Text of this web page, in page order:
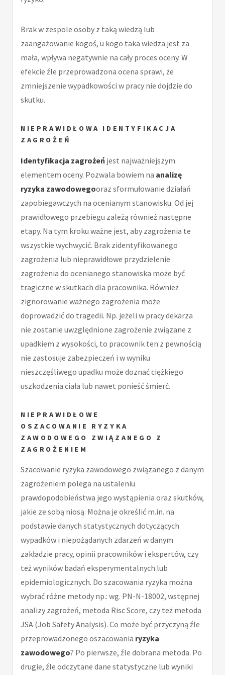
Brak w zespole osoby z taką wiedzą lub
zaangażowanie kogoś, u kogo taka wiedza jest za
mała, wpływa negatywnie na cały proces oceny. W
efekcie źle przeprowadzona ocena sprawi, że
zmniejszenie wypadkowości w pracy nie dojdzie do
skutku.
NIEPRAWIDŁOWA IDENTYFIKACJA
ZAGROŻEŃ
Identyfikacja zagrożeń jest najważniejszym
elementem oceny. Pozwala bowiem na analizę
ryzyka zawodowegooraz sformułowanie działań
zapobiegawczych na ocenianym stanowisku. Od jej
prawidłowego przebiegu zależą również następne
etapy. Na tym kroku ważne jest, aby zagrożenia te
wszystkie wychwycić. Brak zidentyfikowanego
zagrożenia lub nieprawidłowe przydzielenie
zagrożenia do ocenianego stanowiska może być
tragiczne w skutkach dla pracownika. Również
zignorowanie ważnego zagrożenia może
doprowadzić do tragedii. Np. jeżeli w pracy dekarza
nie zostanie uwzględnione zagrożenie związane z
upadkiem z wysokości, to pracownik ten z pewnością
nie zastosuje zabezpieczeń i w wyniku
nieszczęśliwego upadku może doznać ciężkiego
uszkodzenia ciała lub nawet ponieść śmierć.
NIEPRAWIDŁOWE
OSZACOWANIE RYZYKA
ZAWODOWEGO
ZWIĄZANEGO Z
ZAGROŻENIEM
Szacowanie ryzyka zawodowego związanego z danym
zagrożeniem polega na ustaleniu
prawdopodobieństwa jego wystąpienia oraz skutków,
jakie ze sobą niosą. Można je określić m.in. na
podstawie danych statystycznych dotyczących
wypadków i niepożądanych zdarzeń w danym
zakładzie pracy, opinii pracowników i ekspertów, czy
też wyników badań eksperymentalnych lub
epidemiologicznych. Do szacowania ryzyka można
wybrać różne metody np.: wg. PN-N-18002, wstępnej
analizy zagrożeń, metoda Risc Score, czy też metoda
JSA (Job Safety Analysis). Co może być przyczyną źle
przeprowadzonego oszacowania ryzyka
zawodowego? Po pierwsze, źle dobrana metoda. Po
drugie, źle odczytane dane statystyczne lub wyniki